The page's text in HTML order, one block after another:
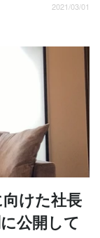
2021/03/01
けた社長
公開して